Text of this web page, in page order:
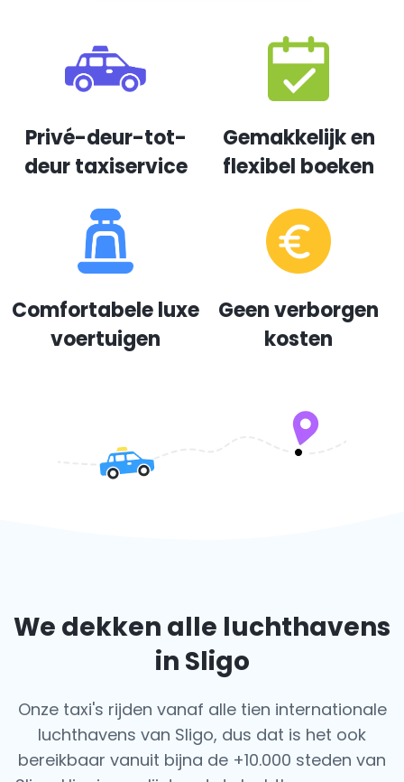
Privé-deur-tot-
deur taxiservice
Gemakkelijk en
flexibel boeken
Comfortabele luxe
voertuigen
Geen verborgen
kosten
We dekken alle luchthavens
in Sligo
Onze taxi's rijden vanaf alle tien internationale
luchthavens van Sligo, dus dat is het ook
bereikbaar vanuit bijna de +10.000 steden van